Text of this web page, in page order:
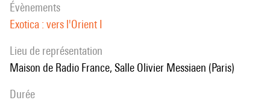
évènements
Exotica : vers l'Orient I
Lieu de représentation
Maison de Radio France, Salle Olivier Messiaen (Paris)
durée